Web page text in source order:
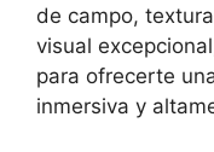
de campo,
visual
para ofrecerte
inmersiva y